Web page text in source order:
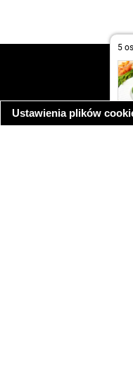
Ustawienia plików
5
informacja o